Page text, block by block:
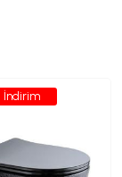
İndirim